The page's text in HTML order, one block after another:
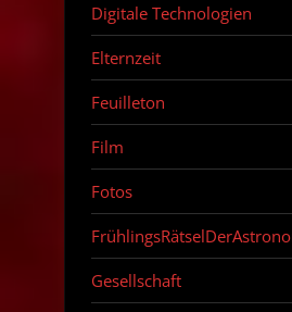
Digitale Technologien
Elternzeit
Feuilleton
Film
Fotos
Gesellschaft